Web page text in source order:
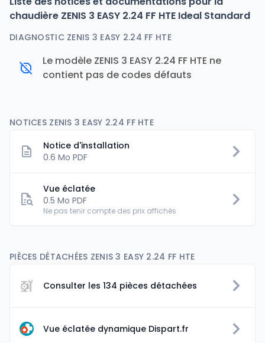
chaudière ZENIS 3 EASY 2.24 FF HTE Ideal Standard
DIAGNOSTIC ZENIS 3 EASY 2.24 FF HTE
Le modèle ZENIS 3 EASY 2.24 FF HTE ne
contient pas de codes défauts
NOTICES ZENIS 3 EASY 2.24 FF HTE
Notice d'installation
0.6 Mo PDF
Vue éclatée
0.5 Mo PDF
Ne pas tenir compte des prix affichés
PIÈCES DÉTACHÉES ZENIS 3 EASY 2.24 FF HTE
Consulter les 134 pièces détachées
Vue éclatée dynamique Dispart.fr